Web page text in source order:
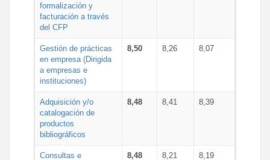
formalización y
facturación a través
del CFP
Gestión de prácticas
en empresa (Dirigida
a empresas e
instituciones)
8,50 8,26 8,07
Adquisición y/o
catalogación de
productos
bibliográficos
8,48 8,41 8,39
Consultas e
8,48 8,21 8,19